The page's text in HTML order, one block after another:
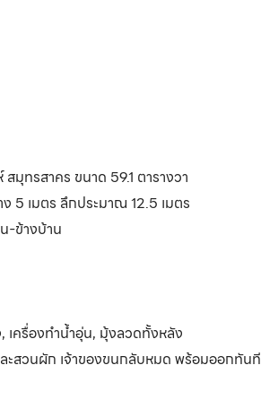
มุทรสาคร ขนาด 59.1 ตารางวา
5 เมตร ลึกประมาณ 12.5 เมตร
-ข้างบ้าน
ครื่องทำน้ำอุ่น, มุ้งลวดทั้งหลัง
ะสวนผัก เจ้าของขนกลับหมด พร้อมออกทันที